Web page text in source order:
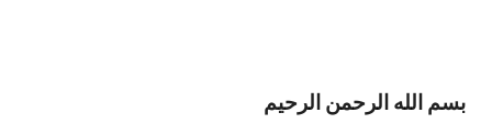
بسم الله الرحمن الرحيم